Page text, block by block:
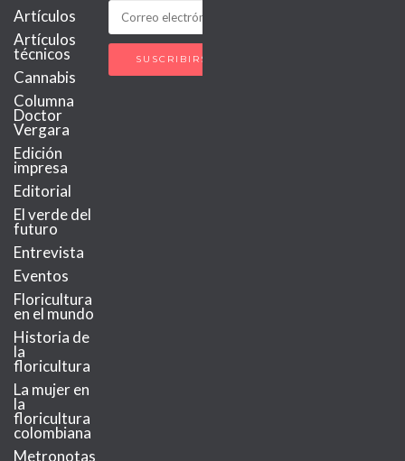
Artículos
Artículos
técnicos
Cannabis
Columna
Doctor
Vergara
Edición
impresa
Editorial
El verde del
futuro
Entrevista
Eventos
Floricultura
en el mundo
Historia de
la
floricultura
La mujer en
la
floricultura
colombiana
Metronotas